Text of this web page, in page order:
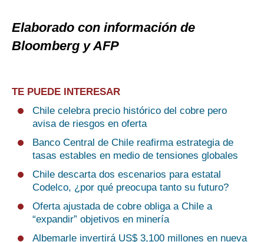
Elaborado con información de
Bloomberg y AFP
TE PUEDE INTERESAR
Chile celebra precio histórico del cobre pero
avisa de riesgos en oferta
Banco Central de Chile reafirma estrategia de
tasas estables en medio de tensiones globales
Chile descarta dos escenarios para estatal
Codelco, ¿por qué preocupa tanto su futuro?
Oferta ajustada de cobre obliga a Chile a
“expandir” objetivos en minería
Albemarle invertirá US$ 3,100 millones en nueva